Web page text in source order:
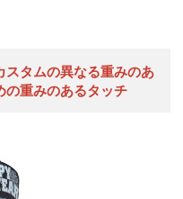
タムの異なる重みのあ
の重みのあるタッチ